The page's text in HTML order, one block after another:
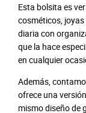
e
g
i
r
a
s
o
l
Esta bolsita es
cosméticos,
diaria con
que la hace
en cualquier
Además,
ofrece una
mismo diseño de